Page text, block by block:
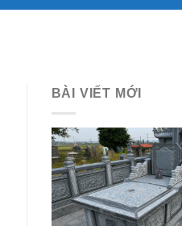
BÀI VIẾT MỚI